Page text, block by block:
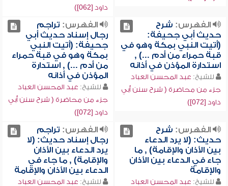
داود [062])
الفهرس: شرح
حديث أبي جحيفة:
(أتيت النبي بمكة وهو في
قبة حمراء من أدم ...) ,
استدارة المؤذن في أذانه
للشيخ: عبد المحسن العباد
جزء من محاضرة ( شرح سنن أبي
داود [072])
الفهرس: تراجم
رجال إسناد حديث أبي
جحيفة: (أتيت النبي
بمكة وهو في قبة حمراء
من أدم ...) , استدارة
المؤذن في أذانه
للشيخ: عبد المحسن العباد
جزء من محاضرة ( شرح سنن أبي
داود [072])
الفهرس: شرح
حديث: (لا يرد الدعاء
بين الأذان والإقامة) , ما
جاء في الدعاء بين الأذان
والإقامة
للشيخ: عبد المحسن العباد
الفهرس: تراجم
رجال إسناد حديث: (لا
يرد الدعاء بين الأذان
والإقامة) , ما جاء في
الدعاء بين الأذان والإقامة
للشيخ: عبد المحسن العباد